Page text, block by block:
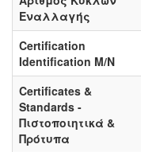
Εναλλαγής
Certification
Identification M/N
Certificates &
Standards -
Πιστοποιητικά &
Πρότυπα